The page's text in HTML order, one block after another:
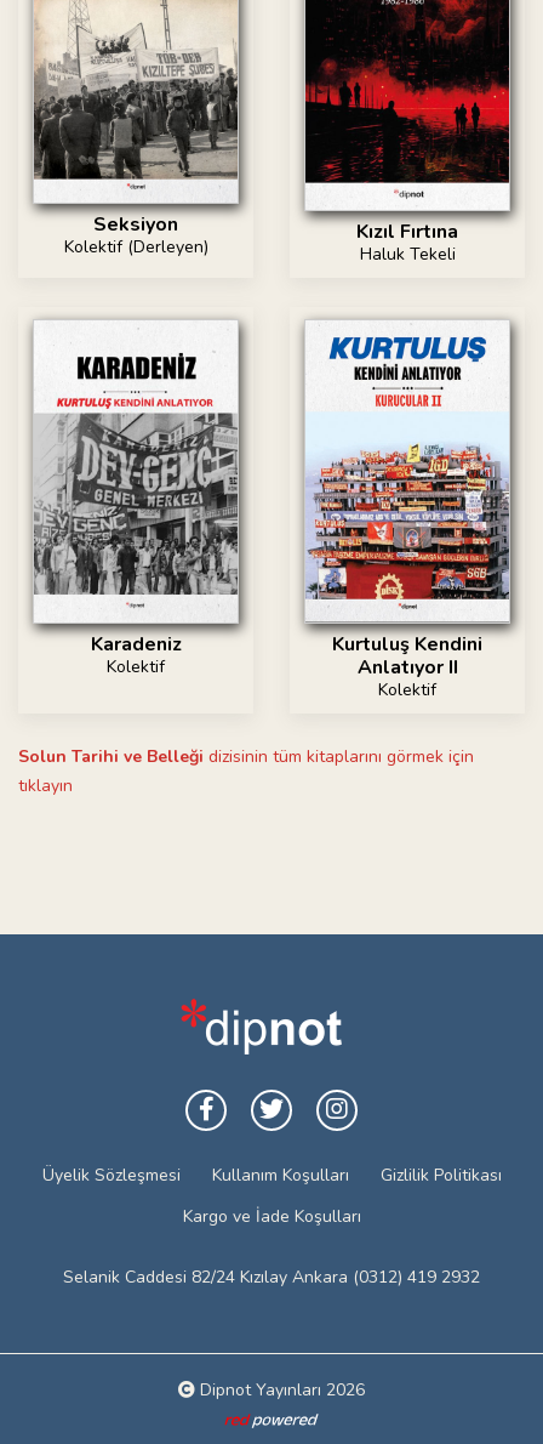
Seksiyon
Kolektif (Derleyen)
Kızıl Fırtına
Haluk Tekeli
Karadeniz
Kolektif
Kurtuluş Kendini
Anlatıyor II
Kolektif
Solun Tarihi ve Belleği dizisinin tüm kitaplarını görmek için
tıklayın
Üyelik Sözleşmesi Kullanım Koşulları
Gizlilik Politikası
Kargo ve İade Koşulları
Selanik Caddesi 82/24 Kızılay Ankara (0312) 419 2932
Dipnot Yayınları 2026